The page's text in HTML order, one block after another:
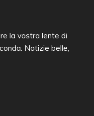
la vostra lente di
Notizie belle,